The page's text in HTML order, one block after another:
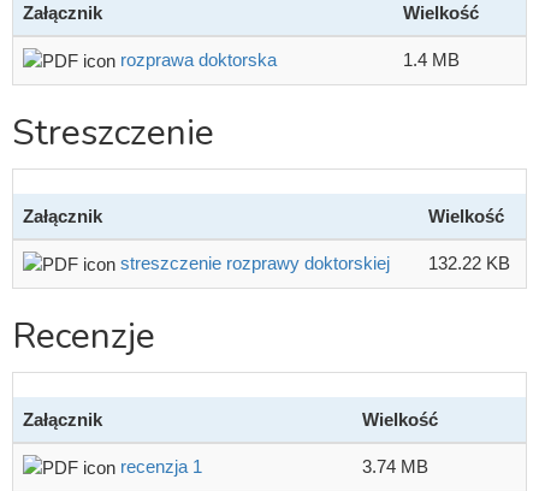
Załącznik Wielkość
rozprawa doktorska 1.4 MB
Streszczenie
Załącznik Wielkość
streszczenie rozprawy doktorskiej 132.22 KB
Recenzje
Załącznik Wielkość
recenzja 1 3.74 MB